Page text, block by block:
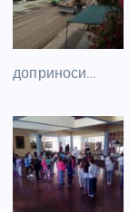
доприноси…